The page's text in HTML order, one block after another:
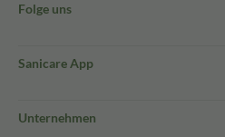
Folge uns
Sanicare App
Unternehmen